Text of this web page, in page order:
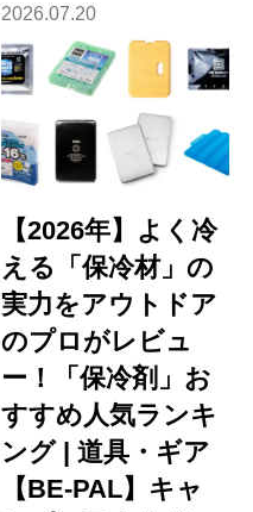
2026.07.20
【2026年】よく冷
える「保冷材」の
実力をアウトドア
のプロがレビュ
ー！「保冷剤」お
すすめ人気ランキ
ング | 道具・ギア
【BE-PAL】キャ